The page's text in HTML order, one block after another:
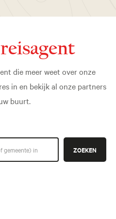
reisagent
die meer weet over onze
in en bekijk al onze partners
buurt.